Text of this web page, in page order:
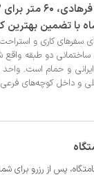
با تضمین
پس از رزرو برای